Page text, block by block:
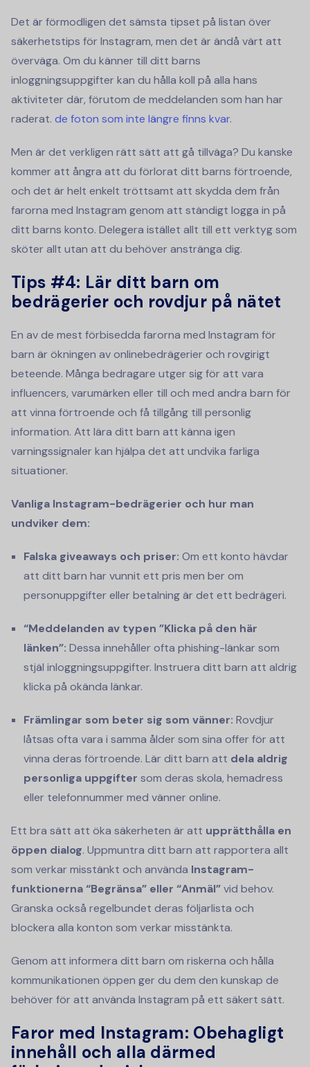
Det är förmodligen det sämsta tipset på listan över
säkerhetstips för Instagram, men det är ändå värt att
överväga. Om du känner till ditt barns
inloggningsuppgifter kan du hålla koll på alla hans
aktiviteter där, förutom de meddelanden som han har
raderat. de foton som inte längre finns kvar.
Men är det verkligen rätt sätt att gå tillväga? Du kanske
kommer att ångra att du förlorat ditt barns förtroende,
och det är helt enkelt tröttsamt att skydda dem från
farorna med Instagram genom att ständigt logga in på
ditt barns konto. Delegera istället allt till ett verktyg som
sköter allt utan att du behöver anstränga dig.
Tips #4: Lär ditt barn om
bedrägerier och rovdjur på nätet
En av de mest förbisedda farorna med Instagram för
barn är ökningen av onlinebedrägerier och rovgirigt
beteende. Många bedragare utger sig för att vara
influencers, varumärken eller till och med andra barn för
att vinna förtroende och få tillgång till personlig
information. Att lära ditt barn att känna igen
varningssignaler kan hjälpa det att undvika farliga
situationer.
Vanliga Instagram-bedrägerier och hur man
undviker dem:
Falska giveaways och priser: Om ett konto hävdar
att ditt barn har vunnit ett pris men ber om
personuppgifter eller betalning är det ett bedrägeri.
“Meddelanden av typen ”Klicka på den här
länken”: Dessa innehåller ofta phishing-länkar som
stjäl inloggningsuppgifter. Instruera ditt barn att aldrig
klicka på okända länkar.
Främlingar som beter sig som vänner: Rovdjur
låtsas ofta vara i samma ålder som sina offer för att
vinna deras förtroende. Lär ditt barn att dela aldrig
personliga uppgifter som deras skola, hemadress
eller telefonnummer med vänner online.
Ett bra sätt att öka säkerheten är att upprätthålla en
öppen dialog. Uppmuntra ditt barn att rapportera allt
som verkar misstänkt och använda Instagram-
funktionerna “Begränsa” eller “Anmäl”vid behov.
Granska också regelbundet deras följarlista och
blockera alla konton som verkar misstänkta.
Genom att informera ditt barn om riskerna och hålla
kommunikationen öppen ger du dem den kunskap de
behöver för att använda Instagram på ett säkert sätt.
Faror med Instagram: Obehagligt
innehåll och alla därmed